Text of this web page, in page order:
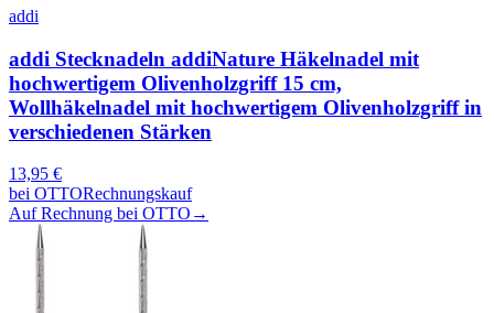
addi
addi Stecknadeln addiNature Häkelnadel mit
hochwertigem Olivenholzgriff 15 cm,
Wollhäkelnadel mit hochwertigem Olivenholzgriff in
verschiedenen Stärken
13,95 €
bei OTTORechnungskauf
Auf Rechnung bei OTTO →